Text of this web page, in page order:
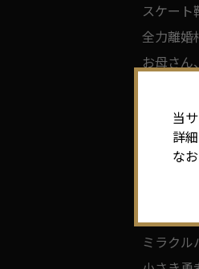
スケー
全力離婚
お母さん
ただい
ヴィレ
佐藤二
ミラクル
当
詳
な